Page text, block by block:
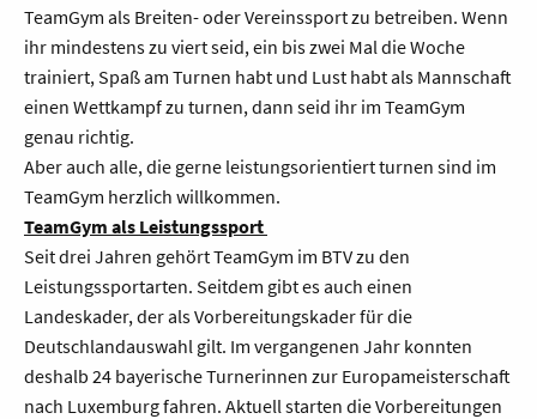
TeamGym als Breiten- oder Vereinssport zu betreiben. Wenn
ihr mindestens zu viert seid, ein bis zwei Mal die Woche
trainiert, Spaß am Turnen habt und Lust habt als Mannschaft
einen Wettkampf zu turnen, dann seid ihr im TeamGym
genau richtig.
Aber auch alle, die gerne leistungsorientiert turnen sind im
TeamGym herzlich willkommen.
TeamGym als Leistungssport
Seit drei Jahren gehört TeamGym im BTV zu den
Leistungssportarten. Seitdem gibt es auch einen
Landeskader, der als Vorbereitungskader für die
Deutschlandauswahl gilt. Im vergangenen Jahr konnten
deshalb 24 bayerische Turnerinnen zur Europameisterschaft
nach Luxemburg fahren. Aktuell starten die Vorbereitungen